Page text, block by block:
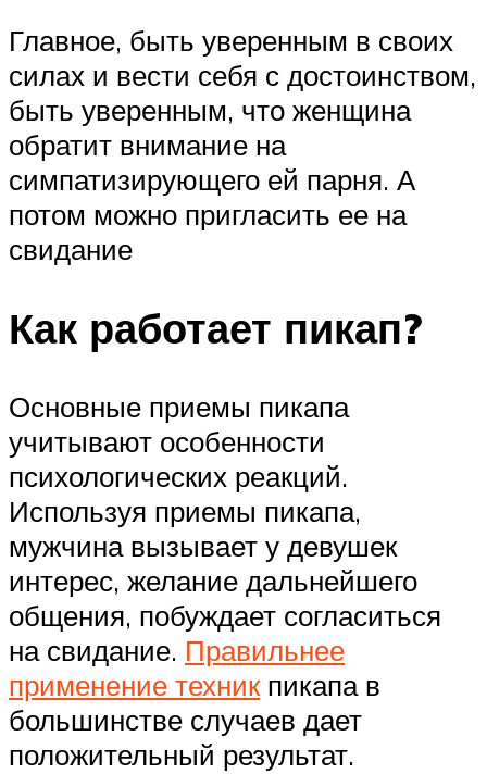
Главное, быть уверенным в своих
силах и вести себя с достоинством,
быть уверенным, что женщина
обратит внимание на
симпатизирующего ей парня. А
потом можно пригласить ее на
свидание
Как работает пикап?
Основные приемы пикапа
учитывают особенности
психологических реакций.
Используя приемы пикапа,
мужчина вызывает у девушек
интерес, желание дальнейшего
общения, побуждает согласиться
на свидание. Правильнее
применение техникпикапа в
большинстве случаев дает
положительный результат.